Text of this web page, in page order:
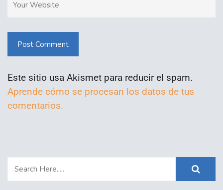
Post Comment
Este sitio usa Akismet para reducir el spam.
Aprende cómo se procesan los datos de tus
comentarios.